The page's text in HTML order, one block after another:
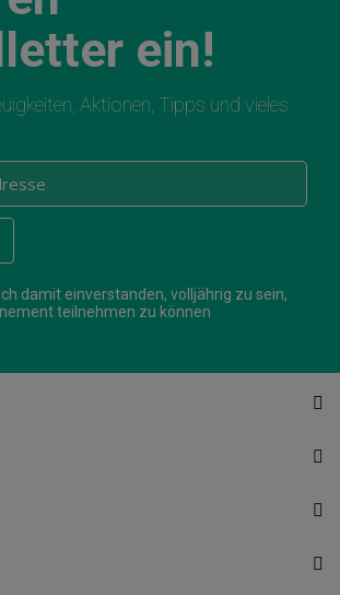
ein!
Aktionen, Tipps und vieles
damit einverstanden, volljährig zu sein,
teilnehmen zu können